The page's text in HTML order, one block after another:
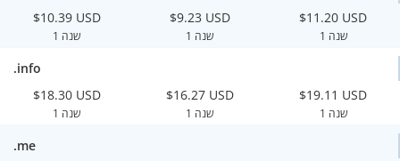
$10.39 USD
1 שנה
$9.23 USD
1 שנה
$11.20 USD
1 שנה
.info
$18.30 USD
1 שנה
$16.27 USD
1 שנה
$19.11 USD
1 שנה
.me